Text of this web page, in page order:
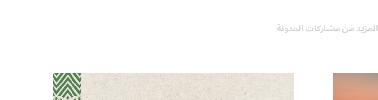
المزيد من مشاركات المدونة